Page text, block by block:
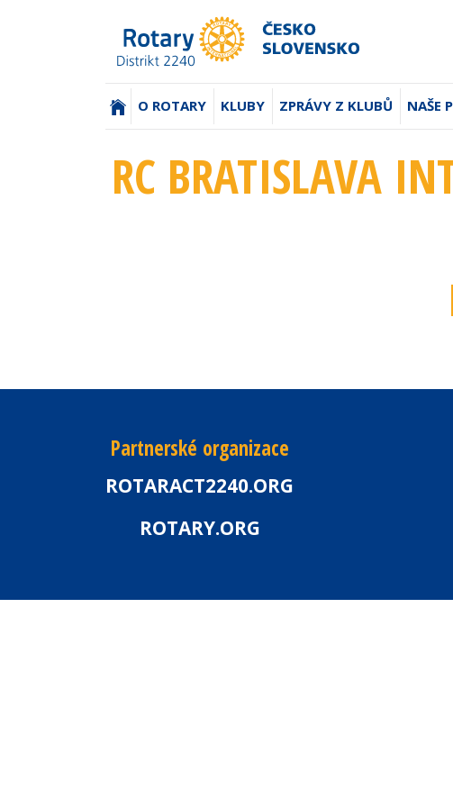
(AKTUÁLNÍ)
O ROTARY KLUBY ZPRÁVY Z KLUBŮ NAŠE
RC BRATISLAVA
Partnerské organizace
ROTARACT2240.ORG
ROTARY.ORG